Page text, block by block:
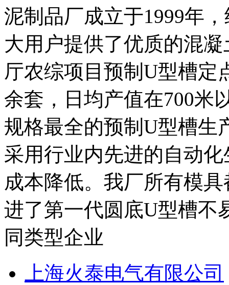
泥制品厂成立于1999年
大用户提供了优质的混
厅农综项目预制U型槽定
余套，日均产值在700米
规格最全的预制U型槽生
采用行业内先进的自动
成本降低。我厂所有模
进了第一代圆底U型槽不
同类型企业
上海火泰电气有限公司